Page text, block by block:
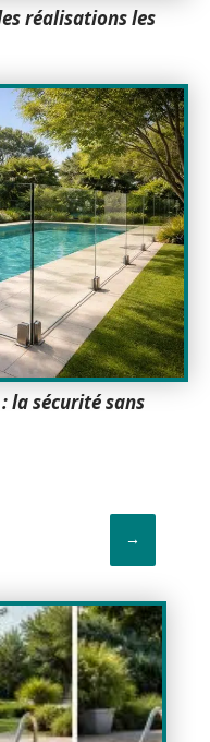
réalisations les
la sécurité sans